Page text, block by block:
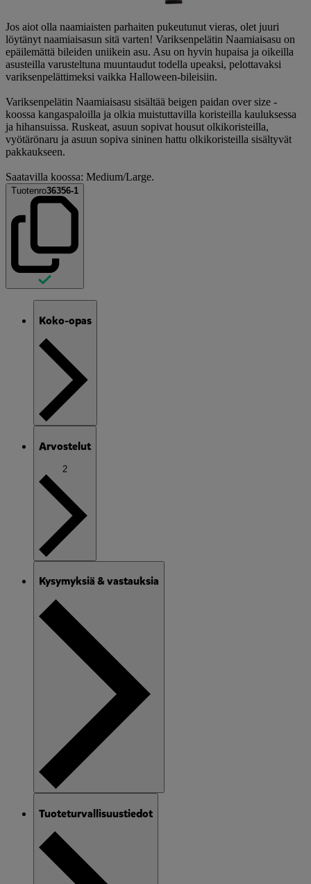
Jos aiot olla naamiaisten parhaiten pukeutunut vieras, olet juuri
löytänyt naamiaisasun sitä varten! Variksenpelätin Naamiaisasu on
epäilemättä bileiden uniikein asu. Asu on hyvin hupaisa ja oikeilla
asusteilla varusteltuna muuntaudut todella upeaksi, pelottavaksi
variksenpelättimeksi vaikka Halloween-bileisiin.
Variksenpelätin Naamiaisasu sisältää beigen paidan over size -
koossa kangaspaloilla ja olkia muistuttavilla koristeilla kauluksessa
ja hihansuissa. Ruskeat, asuun sopivat housut olkikoristeilla,
vyötärönaru ja asuun sopiva sininen hattu olkikoristeilla sisältyvät
pakkaukseen.
Saatavilla koossa: Medium/Large.
Tuotenro36356-1
Koko-opas
Arvostelut
2
Kysymyksiä & vastauksia
Tuoteturvallisuustiedot